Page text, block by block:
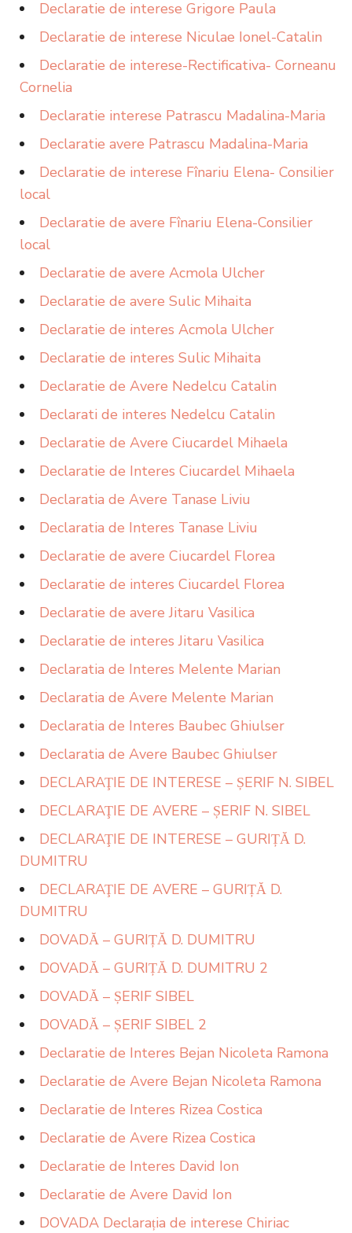
Declaratie de interese Grigore Paula
Declaratie de interese Niculae Ionel-Catalin
Declaratie de interese-Rectificativa- Corneanu
Cornelia
Declaratie interese Patrascu Madalina-Maria
Declaratie avere Patrascu Madalina-Maria
Declaratie de interese Fînariu Elena- Consilier
local
Declaratie de avere Fînariu Elena-Consilier
local
Declaratie de avere Acmola Ulcher
Declaratie de avere Sulic Mihaita
Declaratie de interes Acmola Ulcher
Declaratie de interes Sulic Mihaita
Declaratie de Avere Nedelcu Catalin
Declarati de interes Nedelcu Catalin
Declaratie de Avere Ciucardel Mihaela
Declaratie de Interes Ciucardel Mihaela
Declaratia de Avere Tanase Liviu
Declaratia de Interes Tanase Liviu
Declaratie de avere Ciucardel Florea
Declaratie de interes Ciucardel Florea
Declaratie de avere Jitaru Vasilica
Declaratie de interes Jitaru Vasilica
Declaratia de Interes Melente Marian
Declaratia de Avere Melente Marian
Declaratia de Interes Baubec Ghiulser
Declaratia de Avere Baubec Ghiulser
DECLARAŢIE DE INTERESE – ȘERIF N. SIBEL
DECLARAŢIE DE AVERE – ȘERIF N. SIBEL
DECLARAŢIE DE INTERESE – GURIȚĂ D.
DUMITRU
DECLARAŢIE DE AVERE – GURIȚĂ D.
DUMITRU
DOVADĂ – GURIȚĂ D. DUMITRU
DOVADĂ – GURIȚĂ D. DUMITRU 2
DOVADĂ – ȘERIF SIBEL
DOVADĂ – ȘERIF SIBEL 2
Declaratie de Interes Bejan Nicoleta Ramona
Declaratie de Avere Bejan Nicoleta Ramona
Declaratie de Interes Rizea Costica
Declaratie de Avere Rizea Costica
Declaratie de Interes David Ion
Declaratie de Avere David Ion
DOVADA Declarația de interese Chiriac